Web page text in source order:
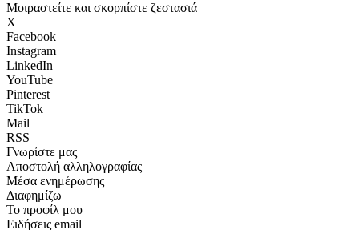
Μοιραστείτε και σκορπίστε ζεστασιά
X
Facebook
Instagram
LinkedIn
YouTube
Pinterest
TikTok
Mail
RSS
Γνωρίστε μας
Αποστολή αλληλογραφίας
Μέσα ενημέρωσης
Διαφημίζω
Το προφίλ μου
Ειδήσεις email